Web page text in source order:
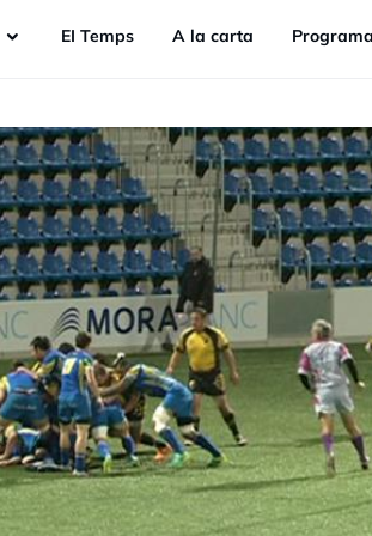
EI Temps A la carta